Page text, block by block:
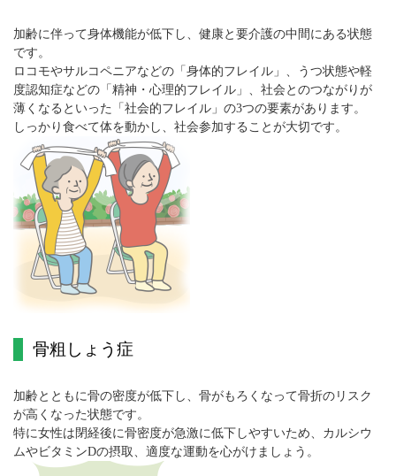
加齢に伴って身体機能が低下し、健康と要介護の中間にある状態
です。
ロコモやサルコペニアなどの「身体的フレイル」、うつ状態や軽
度認知症などの「精神・心理的フレイル」、社会とのつながりが
薄くなるといった「社会的フレイル」の3つの要素があります。
しっかり食べて体を動かし、社会参加することが大切です。
骨粗しょう症
加齢とともに骨の密度が低下し、骨がもろくなって骨折のリスク
が高くなった状態です。
特に女性は閉経後に骨密度が急激に低下しやすいため、カルシウ
ムやビタミンDの摂取、適度な運動を心がけましょう。